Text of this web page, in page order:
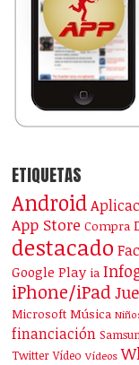
ETIQUETAS
Android
App Store Compra
destacado
Google Play ia
iPhone/iPad
Microsoft Música
financiación
Twitter Vídeo Vídeos